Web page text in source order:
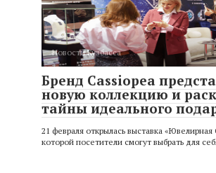
Новости Кузбасса
Бренд Cassiopea
новую коллекцию и
тайны идеального
21 февраля открылась выставка «Ювелирная
которой посетители смогут выбрать для